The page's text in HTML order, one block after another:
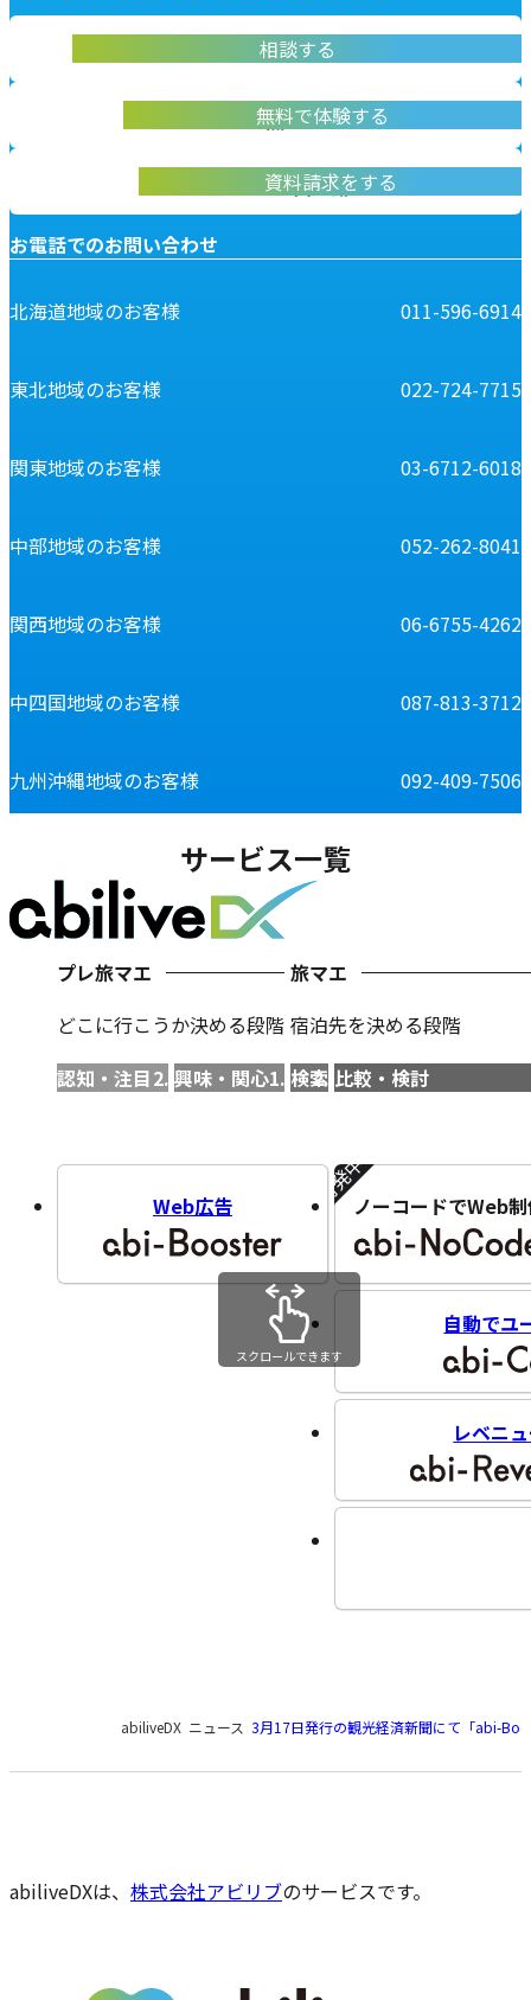
お問い合わせ
abiliveDX導入に関する不明点をお答えします
相談する
無料デモ体験
実際に操作して体験いただけます
無料で体験する
資料請求
abiliveDXの資料はこちらから
資料請求をする
お電話でのお問い合わせ
北海道地域のお客様 011-596-6914
東北地域のお客様 022-724-7715
関東地域のお客様 03-6712-6018
中部地域のお客様 052-262-8041
関西地域のお客様 06-6755-4262
中四国地域のお客様 087-813-3712
九州沖縄地域のお客様 092-409-7506
サービス一覧
プレ旅マエ
どこに行こうか決める段階
認知・注目
興味・関心
旅マエ
宿泊先を決める段階
検索 比較・検討
Web広告 ノーコードでWeb
開発中!!
自動でユ
レベニ
スクロールできます
の
の
abiliveDX ニュース 3月17日発行の観光経済新聞にて「abi-
abiliveDXは、 株式会社アビリブのサービスです。